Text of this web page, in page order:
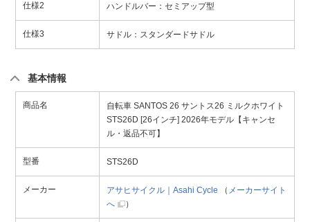
仕様2 ハンドルバー：セミアップ型
仕様3 サドル：スタンダードサドル
基本情報
商品名
自転車 SANTOS 26 サントス26 ミルクホワイト
STS26D [26インチ] 2026年モデル【キャンセ
ル・返品不可】
型番 STS26D
メーカー アサヒサイクル｜Asahi Cycle （ メーカーサイト
へ
）